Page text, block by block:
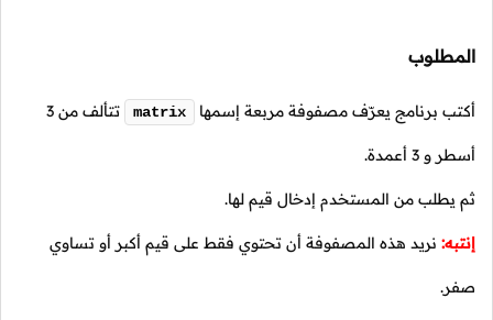
المطلوب
أكتب برنامج يعرّف مصفوفة مربعة إسمها matrix تتألف من 3
أسطر و 3 أعمدة.
ثم يطلب من المستخدم إدخال قيم لها.
إنتبه: نريد هذه المصفوفة أن تحتوي فقط على قيم أكبر أو تساوي
صفر.